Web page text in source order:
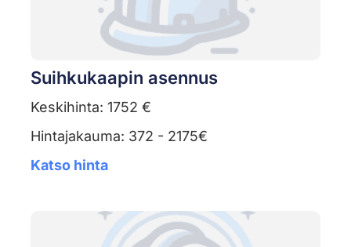
Suihkukaapin asennus
Keskihinta: 1752 €
Hintajakauma: 372 - 2175€
Katso hinta